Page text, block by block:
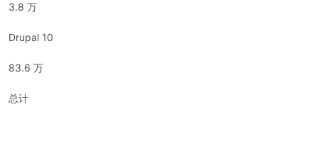
3.8 万
Drupal 10
83.6 万
总计